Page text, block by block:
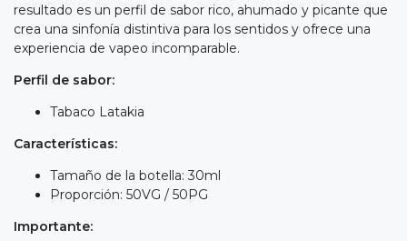
resultado es un perfil de sabor rico, ahumado y picante que
crea una sinfonía distintiva para los sentidos y ofrece una
experiencia de vapeo incomparable.
Perfil de sabor:
Tabaco Latakia
Características:
Tamaño de la botella: 30ml
Proporción: 50VG / 50PG
Importante: